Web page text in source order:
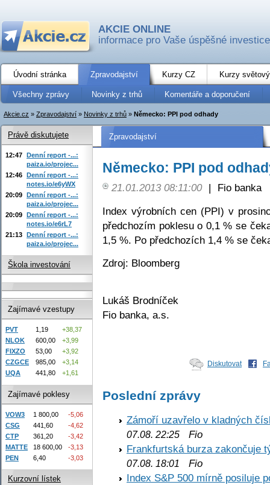
AKCIE ONLINE
informace pro Vaše úspěšné investice
Úvodní stránka Zpravodajství Kurzy CZ Kurzy
Všechny zprávy Novinky z trhů Komentáře a doporučení
Akcie.cz » Zpravodajství » Novinky z trhů » Německo: PPI pod odhady
Zpravodajství
Německo: PPI pod
21.01.2013 08:11:00 |
Fio banka
Index výrobních cen (PPI) v
předchozím poklesu o 0,1 % se
1,5 %. Po předchozích 1,4 % se
Zdroj: Bloomberg
Lukáš Brodníček
Fio banka, a.s.
Diskutovat
Poslední zprávy
Zámoří uzavřelo v kladných
07.08. 22:25 Fio
Frankfurtská burza zakončuje
07.08. 18:01
Fio
Index S&P 500 mírně posiluje
Právě diskutujete
12:47 Denní report -...:
paiza.io/projec...
12:46 Denní report -...:
notes.io/e6yWX
20:09 Denní report -...:
paiza.io/projec...
20:09 Denní report -...:
notes.io/e6rL7
21:13 Denní report -...:
paiza.io/projec...
Škola investování
Zajímavé vzestupy
PVT 1,19
+38,37
NLOK
600,00
+3,99
FIXZO
53,00
+3,92
CZGCE
985,00
+3,14
UQA
441,80 +1,61
Zajímavé poklesy
VOW3 1 800,00
-5,06
CSG
441,60
-4,62
CTP
361,20
-3,42
MATTE
18 600,00
-3,13
PEN
6,40 -3,03
Kurzovní lístek